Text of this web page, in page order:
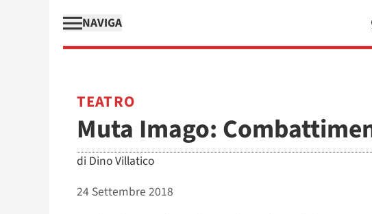
NAVIGA
TEATRO
Muta Imago:
di Dino Villatico
24 Settembre 2018